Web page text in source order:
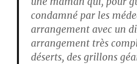
condamné par les
arrangement avec un
arrangement très
déserts, des grillons